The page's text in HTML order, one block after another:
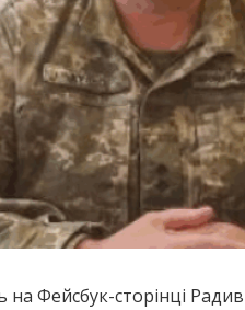
Фейсбук-сторінці